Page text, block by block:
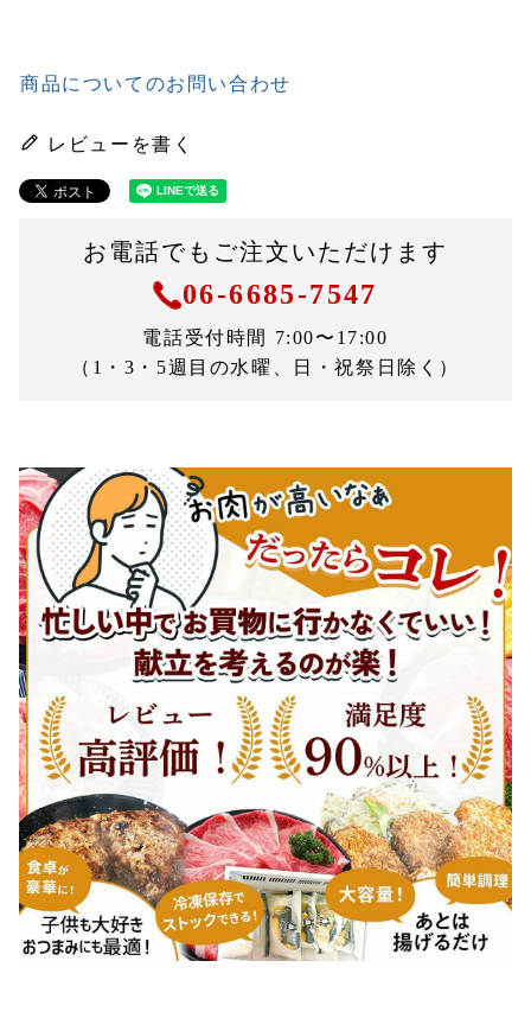
商品についてのお問い合わせ
レビューを書く
お電話でもご注文いただけます
06-6685-7547
電話受付時間 7:00〜17:00
（1・3・5週目の水曜、日・祝祭日除く）